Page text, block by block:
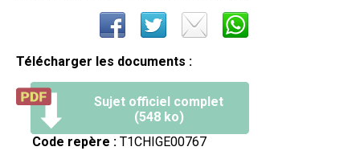
Télécharger les documents :
Sujet officiel complet
(548 ko)
Code repère : T1CHIGE00767